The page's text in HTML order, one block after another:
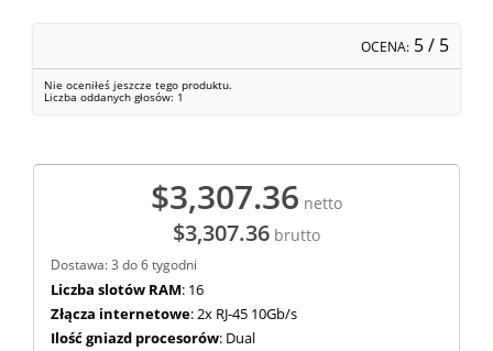
OCENA: 5/ 5
Nie oceniłeś jeszcze tego produktu.
Liczba oddanych głosów: 1
$3,307.36 netto
$3,307.36 brutto
Dostawa: 3 do 6 tygodni
Liczba slotów RAM: 16
Złącza internetowe: 2x RJ-45 10Gb/s
Ilość gniazd procesorów: Dual